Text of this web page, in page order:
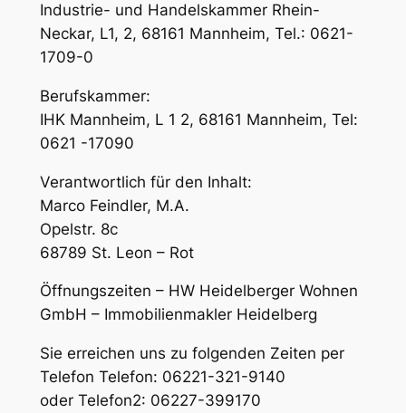
Industrie- und Handelskammer Rhein-
Neckar, L1, 2, 68161 Mannheim, Tel.: 0621-
1709-0
Berufskammer:
IHK Mannheim, L 1 2, 68161 Mannheim, Tel:
0621 -17090
Verantwortlich für den Inhalt:
Marco Feindler, M.A.
Opelstr. 8c
68789 St. Leon – Rot
Öffnungszeiten – HW Heidelberger Wohnen
GmbH – Immobilienmakler Heidelberg
Sie erreichen uns zu folgenden Zeiten per
Telefon Telefon: 06221-321-9140
oder Telefon2: 06227-399170